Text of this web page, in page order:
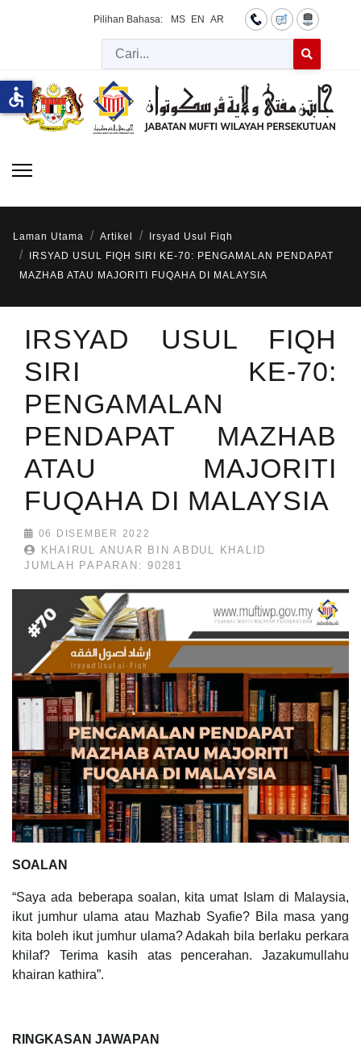
Pilihan Bahasa: MS EN AR
Cari
Laman Utama Artikel
Irsyad Usul Fiqh
IRSYAD USUL FIQH SIRI KE-70: PENGAMALAN PENDAPAT
MAZHAB ATAU MAJORITI FUQAHA DI MALAYSIA
IRSYAD USUL FIQH
SIRI KE-70:
PENGAMALAN
PENDAPAT MAZHAB
ATAU MAJORITI
FUQAHA DI MALAYSIA
06 DISEMBER 2022
KHAIRUL ANUAR BIN ABDUL KHALID
JUMLAH PAPARAN: 90281
SOALAN
“Saya ada beberapa soalan, kita umat Islam di Malaysia,
ikut jumhur ulama atau Mazhab Syafie? Bila masa yang
kita boleh ikut jumhur ulama? Adakah bila berlaku perkara
khilaf? Terima kasih atas pencerahan. Jazakumullahu
khairan kathira”.
RINGKASAN JAWAPAN
accessible